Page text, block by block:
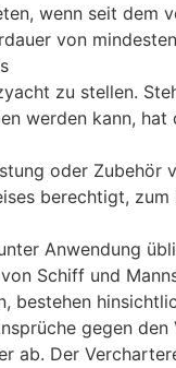
wenn seit dem
von
zu stellen.
werden kann,
oder
berechtigt,
Anwendung
Schiff und
gegen
ab. Der